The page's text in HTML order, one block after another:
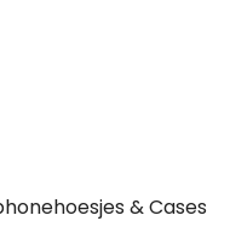
& Cases